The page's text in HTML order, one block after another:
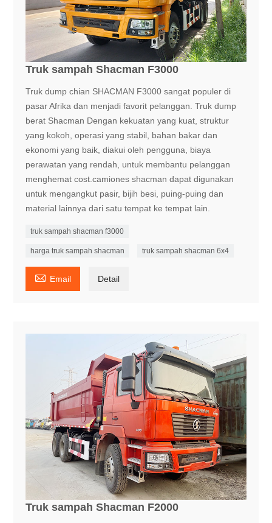
Truk sampah Shacman F3000
Truk dump chian SHACMAN F3000 sangat populer di
pasar Afrika dan menjadi favorit pelanggan. Truk dump
berat Shacman Dengan kekuatan yang kuat, struktur
yang kokoh, operasi yang stabil, bahan bakar dan
ekonomi yang baik, diakui oleh pengguna, biaya
perawatan yang rendah, untuk membantu pelanggan
menghemat cost.camiones shacman dapat digunakan
untuk mengangkut pasir, bijih besi, puing-puing dan
material lainnya dari satu tempat ke tempat lain.
truk sampah shacman f3000
harga truk sampah shacman truk sampah shacman 6x4
 Email Detail
Truk sampah Shacman F2000